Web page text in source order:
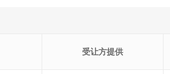
受让方提供